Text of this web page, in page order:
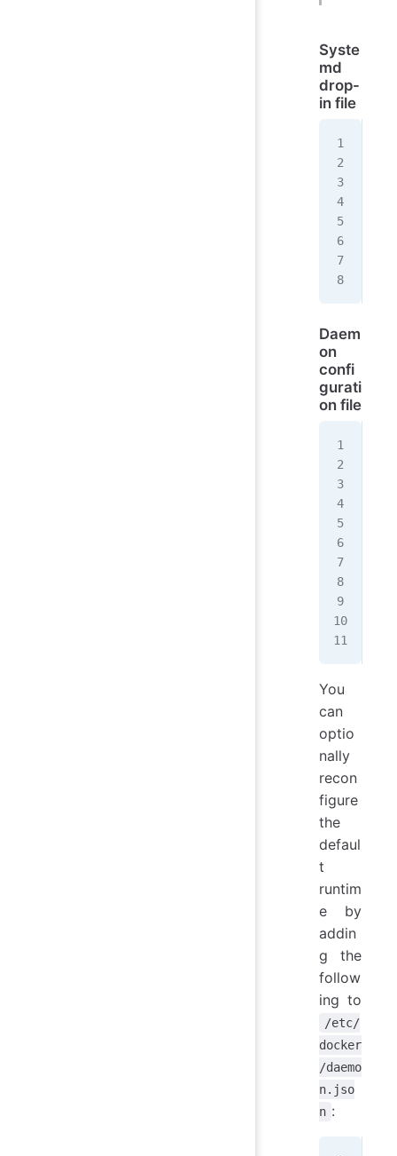
Syste
md
drop-
in file
Daem
on
confi
gurati
on file
You
can
optio
nally
recon
figure
the
defaul
t
runtim
e by
addin
g the
follow
ing to
/etc/
docker
/daemo
n.jso
n :